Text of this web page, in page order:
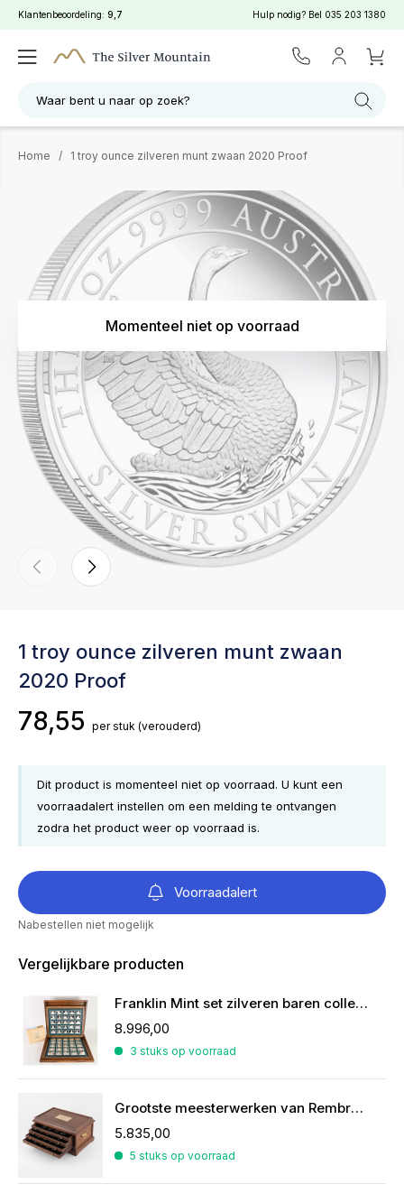
Klantenbeoordeling: 9,7 Hulp nodig? Bel 035 203 1380
Waar bent u naar op zoek?
Home / 1 troy ounce zilveren munt zwaan 2020 Proof
Momenteel niet op voorraad
1 troy ounce zilveren munt zwaan
2020 Proof
78,55 per stuk (verouderd)
Dit product is momenteel niet op voorraad. U kunt een
voorraadalert instellen om een melding te ontvangen
zodra het product weer op voorraad is.
Voorraadalert
Nabestellen niet mogelijk
Vergelijkbare producten
Franklin Mint set zilveren baren collectie van de mooiste zeilschepen
8.996,00
3 stuks op voorraad
Grootste meesterwerken van Rembrandt in zilver
5.835,00
5 stuks op voorraad